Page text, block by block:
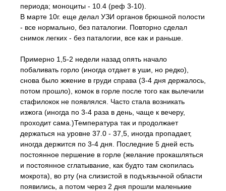
периода; моноциты - 10.4 (реф 3-10).
В марте 10г. еще делал УЗИ органов брюшной полости
- все нормально, без паталогии. Повторно сделал
снимок легких - без паталогии, все как и раньше.
Примерно 1,5-2 недели назад опять начало
побаливать горло (иногда отдает в уши, но редко),
снова было жжение в груди справа (3-4 дня держалось,
потом прошло), комок в горле после того как вылечили
стафилокок не появлялся. Часто стала возникать
изжога (иногда по 3-4 раза в день, чаще к вечеру,
проходит сама.)Температура так и продолжает
держаться на уровне 37.0 - 37,5, иногда пропадает,
иногда держится по 3-4 дня. Последние 5 дней есть
постоянное першение в горле (желание прокашляться
и постоянное сглатывание, как будто там скопилась
мокрота), во рту (на слизистой в подъязычной области
появились, а потом через 2 дня прошли маленькие